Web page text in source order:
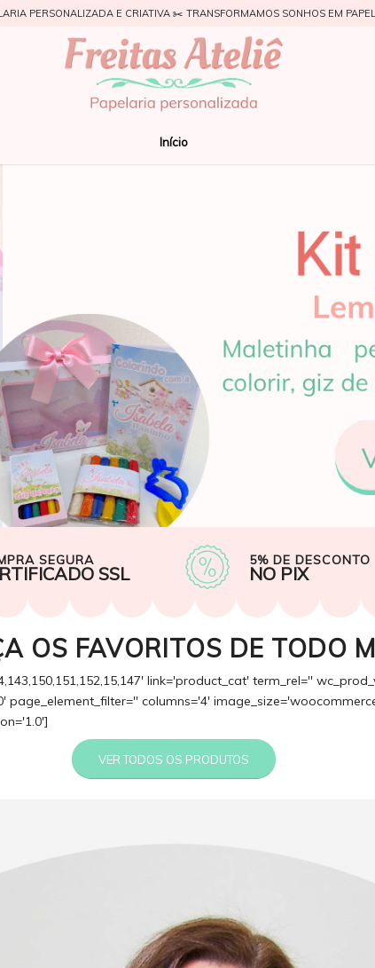
PERSONALIZADA E CRIATIVA ✂️ TRANSFORMAMOS SONHOS EM PAPEL
Início
SEGURA
SSL
5% DE DESCONTO
NO PIX
OS FAVORITOS DE TODO
link='product_cat' term_rel=''
columns='4'
VER TODOS OS PRODUTOS